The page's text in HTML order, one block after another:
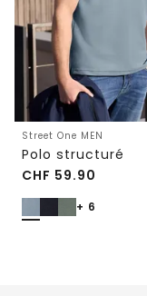
Street One MEN
Polo structuré
CHF 59.90
+ 6